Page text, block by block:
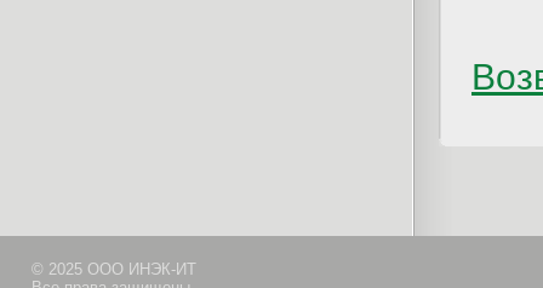
© 2025 ООО ИНЭК-ИТ